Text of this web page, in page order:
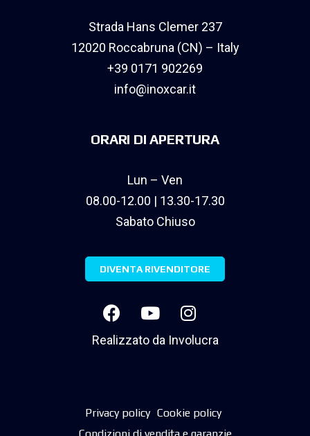
Strada Hans Clemer 237
12020 Roccabruna (CN) – Italy
+39 0171 902269
info@inoxcar.it
ORARI DI APERTURA
Lun – Ven
08.00-12.00 | 13.30-17.30
Sabato Chiuso
DIVENTA RIVENDITORE
Realizzato da Involucra
Privacy policy Cookie policy